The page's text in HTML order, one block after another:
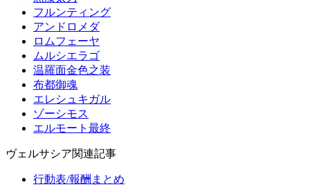
フルンティング
アンドロメダ
ロムフェーヤ
ムルシエラゴ
温羅面金色之装
布都御魂
エレシュキガル
ゾーシモス
エルモート最終
ヴェルサシア関連記事
行動表/報酬まとめ